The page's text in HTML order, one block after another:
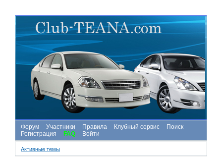
Форум Участники Правила Клубный сервис
Поиск
Регистрация
FAQ Войти
Активные темы